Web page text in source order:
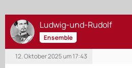
Ludwig-und-Rudolf
Ensemble
12. Oktober 2025 um 17:43